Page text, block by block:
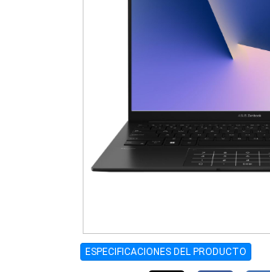
ESPECIFICACIONES DEL PRODUCTO